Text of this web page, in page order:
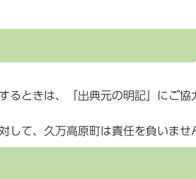
るときは、「出典元の明記」にご協
して、久万高原町は責任を負いませ